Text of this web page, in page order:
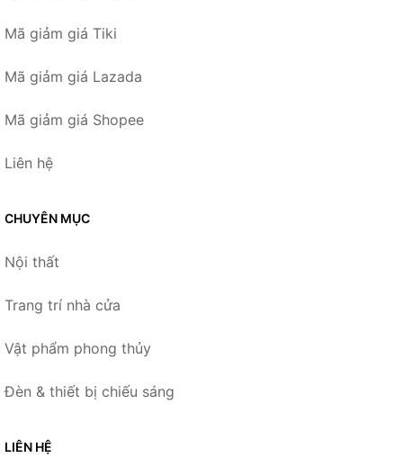
Mã giảm giá Tiki
Mã giảm giá Lazada
Mã giảm giá Shopee
Liên hệ
CHUYÊN MỤC
Nội thất
Trang trí nhà cửa
Vật phẩm phong thủy
Đèn & thiết bị chiếu sáng
LIÊN HỆ